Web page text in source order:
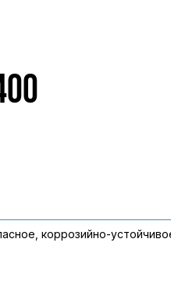
коррозийно-